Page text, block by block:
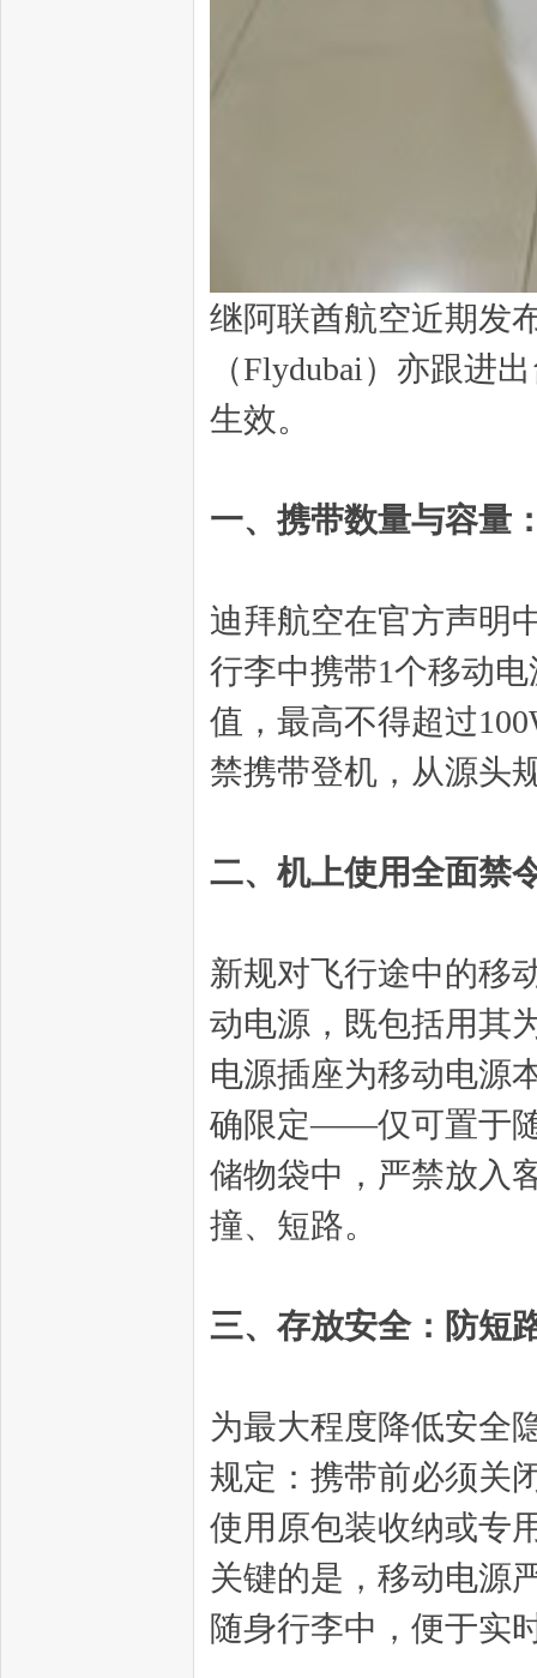
继阿联酋航空近期发
（Flydubai）亦跟进
生效。
一、携带数量与容量
迪拜航空在官方声明
行李中携带1个移动
值，最高不得超过
禁携带登机，从源头
二、机上使用全面禁
新规对飞行途中的移
动电源，既包括用其
电源插座为移动电源
确限定——仅可置于
储物袋中，严禁放入
撞、短路。
三、存放安全：防短
为最大程度降低安全
规定：携带前必须关
使用原包装收纳或专
关键的是，移动电源
随身行李中，便于实